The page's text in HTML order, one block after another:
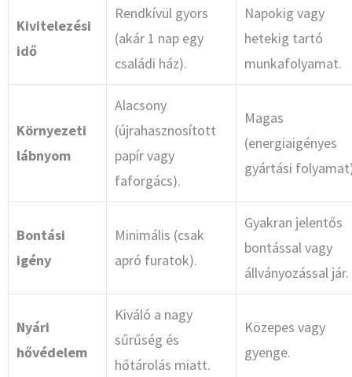
Kivitelezési
idő
Rendkívül gyors
(akár 1 nap egy
családi ház).
Napokig vagy
hetekig tartó
munkafolyamat.
Környezeti
lábnyom
Alacsony
(újrahasznosított
papír vagy
faforgács).
Magas
(energiaigényes
gyártási
Bontási
igény
Minimális (csak
apró furatok).
Gyakran jelentős
bontással vagy
állványozással jár.
Nyári
hővédelem
Kiváló a nagy
sűrűség és
hőtárolás miatt.
Közepes vagy
gyenge.